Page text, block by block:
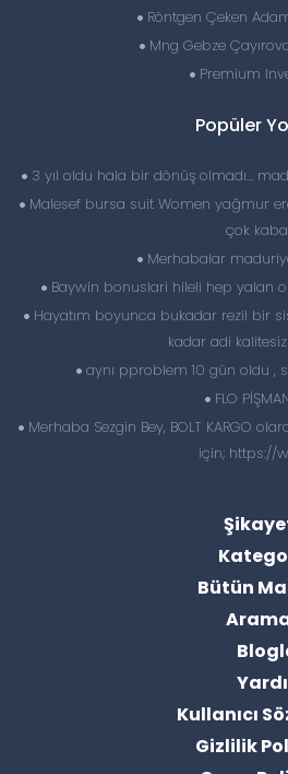
Röntgen Çeken
Mng Gebze
Premium
Popüler
3 yıl oldu hala bir dönüş olmadı…
Malesef bursa suit Women yağmur
çok
Merhabalar
Baywin bonuslari hileli hep yalan
Hayatım boyunca bukadar rezil bir
kadar adi
aynı pproblem 10 gün oldu ,
FLO
Merhaba Sezgin Bey, BOLT KARGO
için; https://
Bütün
Kullanıcı
Gizlilik